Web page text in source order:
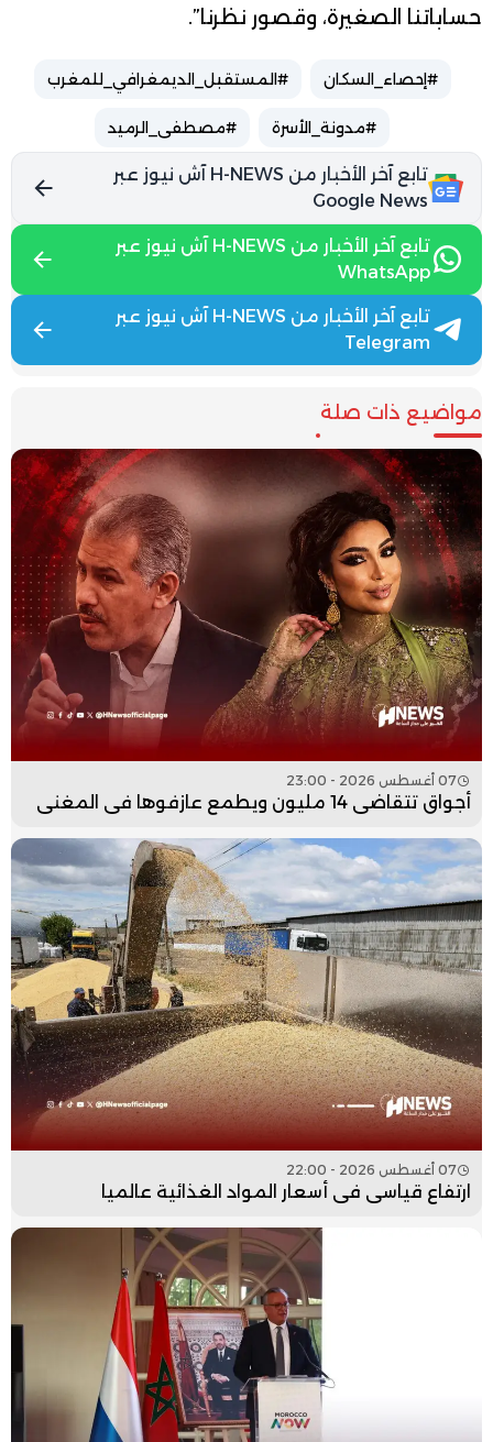
حساباتنا الصغيرة، وقصور نظرنا”.
#إحصاء_السكان #المستقبل_الديمغرافي_للمغرب
#مدونة_الأسرة #مصطفى_الرميد
تابع آخر الأخبار من H-NEWS آش نيوز عبر
Google News
تابع آخر الأخبار من H-NEWS آش نيوز عبر
WhatsApp
تابع آخر الأخبار من H-NEWS آش نيوز عبر
Telegram
مواضيع ذات صلة
07 أغسطس 2026 - 23:00
أجواق تتقاضى 14 مليون ويطمع عازفوها في المغني
07 أغسطس 2026 - 22:00
ارتفاع قياسي في أسعار المواد الغذائية عالميا